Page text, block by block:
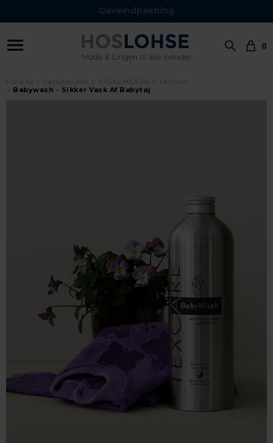
Gaveindpakning
0
Babywash - Sikker Vask Af Babytøj